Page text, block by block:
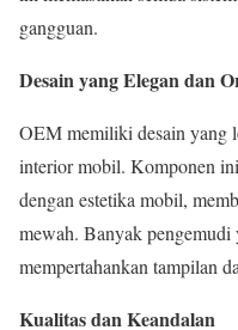
gangguan.
Desain yang Elegan dan
OEM memiliki desain yang
interior mobil. Komponen
dengan estetika mobil,
mewah. Banyak
mempertahankan tampilan
Kualitas dan Keandalan